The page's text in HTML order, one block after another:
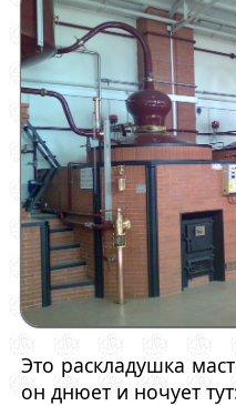
Это раскладушка
он днюет и ночует